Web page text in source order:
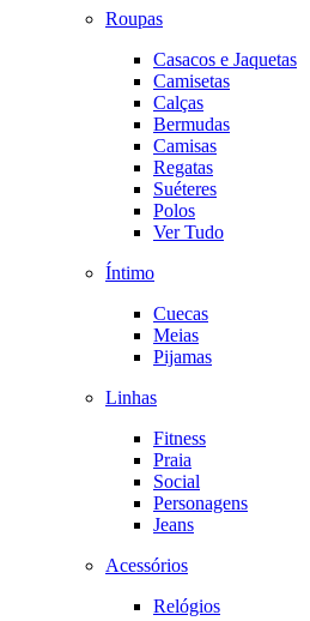
Roupas
Casacos e Jaquetas
Camisetas
Calças
Bermudas
Camisas
Regatas
Suéteres
Polos
Ver Tudo
Íntimo
Cuecas
Meias
Pijamas
Linhas
Fitness
Praia
Social
Personagens
Jeans
Acessórios
Relógios